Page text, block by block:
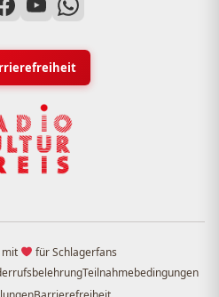
mit
für Schlagerfans
Teilnahmebedingungen